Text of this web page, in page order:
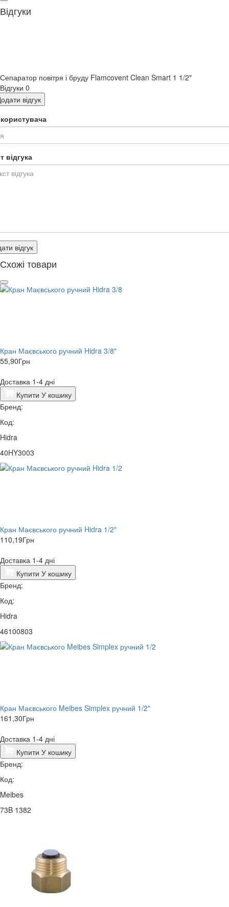
Відгуки
Сепаратор повітря і бруду Flamcovent Clean Smart 1 1/2"
Відгуки 0
відгук
відгука
відгук
Схожі товари
Кран Маєвського ручний Hidra 3/8"
55,90Грн
Доставка 1-4 дні
Купити У кошику
Бренд:
Код:
Hidra
40HY3003
Кран Маєвського ручний Hidra 1/2"
110,19Грн
Доставка 1-4 дні
Купити У кошику
Бренд:
Код:
Hidra
46100803
Кран Маєвського Meibes Simplex ручний 1/2"
161,30Грн
Доставка 1-4 дні
Купити У кошику
Бренд:
Код:
Meibes
73B 1382